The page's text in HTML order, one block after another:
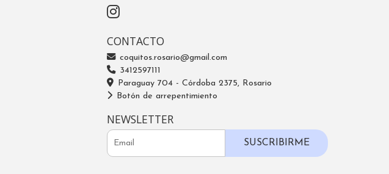
CONTACTO
coquitos.rosario@gmail.com
3412597111
Paraguay 704 - Córdoba 2375, Rosario
Botón de arrepentimiento
NEWSLETTER
SUSCRIBIRME